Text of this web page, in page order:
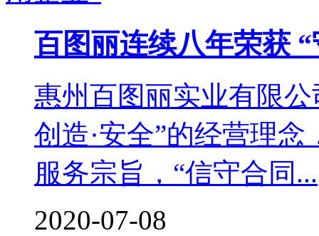
百图丽连续八年荣获
惠州百图丽实业有限
创造·安全”的经营理
服务宗旨，“信守合同...
2020-07-08